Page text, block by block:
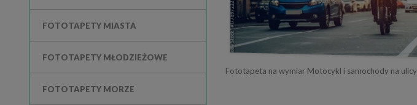
Fototapeta na wymiar Motocykl i samochody na ulicy
FOTOTAPETY MIASTA
FOTOTAPETY MŁODZIEŻOWE
FOTOTAPETY MORZE